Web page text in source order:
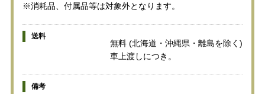
※消耗品、付属品等は対象外となります。
送料
無料 (北海道・沖縄県・離島を除く)
車上渡しにつき。
備考